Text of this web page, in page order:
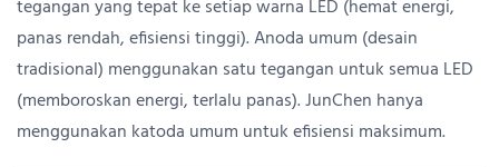
tegangan yang tepat ke setiap warna LED (hemat energi,
panas rendah, efisiensi tinggi). Anoda umum (desain
tradisional) menggunakan satu tegangan untuk semua LED
(memboroskan energi, terlalu panas). JunChen hanya
menggunakan katoda umum untuk efisiensi maksimum.